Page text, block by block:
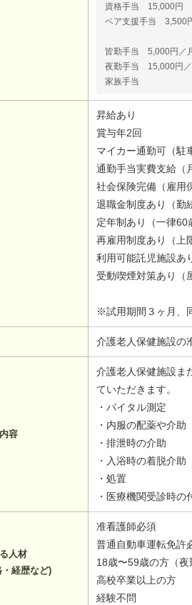
資格手当 15,000円
ベア支援手当 3,500
皆勤手当 5,000円／
夜勤手当 15,000円／
家族手当
昇給あり
賞与年2回
マイカー通勤可（駐
通勤手当実費支給（
社会保険完備（雇用
退職金制度あり（勤
定年制あり（一律60
再雇用制度あり（上
利用可能託児施設あ
受動喫煙対策あり（
※試用期間３ヶ月、
介護老人保健施設の
容
介護老人保健施設ま
ていただきます。
・バイタル測定
・内服の配薬や介助
・排泄時の介助
・入浴時の着脱介助
・処置
・医療機関受診時
人材
・経歴など)
准看護師必須
普通自動車運転免許
18歳〜59歳の方（夜
高校卒業以上の方
経験不問